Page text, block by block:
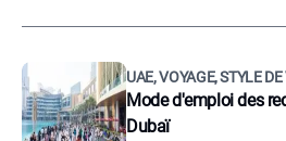
UAE, VOYAGE, STYLE DE
Mode d'emploi des
Dubaï